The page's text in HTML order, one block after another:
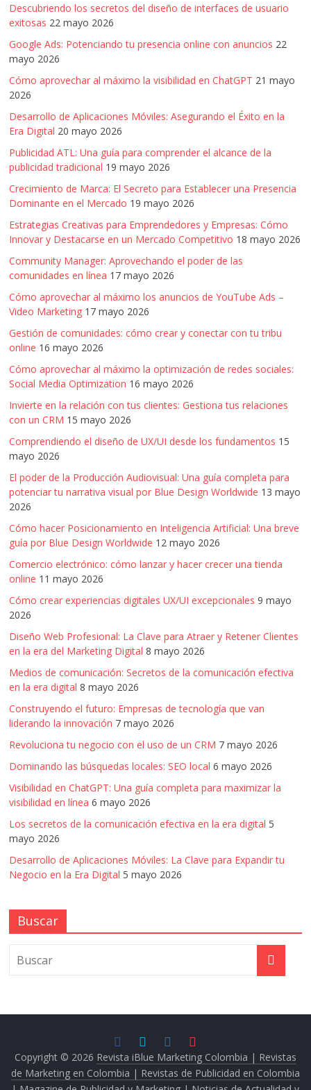
Descubriendo los secretos del diseño de interfaces de usuario
exitosas 22 mayo 2026
Google Ads: Potenciando tu presencia online con anuncios 22
mayo 2026
Cómo aprovechar al máximo la visibilidad en ChatGPT 21 mayo
2026
Desarrollo de Aplicaciones Móviles: Asegurando el Éxito en la
Era Digital 20 mayo 2026
Publicidad ATL: Una guía para comprender el alcance de la
publicidad tradicional 19 mayo 2026
Crecimiento de Marca: El Secreto para Establecer una Presencia
Dominante en el Mercado 19 mayo 2026
Estrategias Creativas para Emprendedores y Empresas: Cómo
Innovar y Destacarse en un Mercado Competitivo 18 mayo 2026
Community Manager: Aprovechando el poder de las
comunidades en línea 17 mayo 2026
Cómo aprovechar al máximo los anuncios de YouTube Ads –
Video Marketing 17 mayo 2026
Gestión de comunidades: cómo crear y conectar con tu tribu
online 16 mayo 2026
Cómo aprovechar al máximo la optimización de redes sociales:
Social Media Optimization 16 mayo 2026
Invierte en la relación con tus clientes: Gestiona tus relaciones
con un CRM 15 mayo 2026
Comprendiendo el diseño de UX/UI desde los fundamentos 15
mayo 2026
El poder de la Producción Audiovisual: Una guía completa para
potenciar tu narrativa visual por Blue Design Worldwide 13 mayo
2026
Cómo hacer Posicionamiento en Inteligencia Artificial: Una breve
guía por Blue Design Worldwide 12 mayo 2026
Comercio electrónico: cómo lanzar y hacer crecer una tienda
online 11 mayo 2026
Cómo crear experiencias digitales UX/UI excepcionales 9 mayo
2026
Diseño Web Profesional: La Clave para Atraer y Retener Clientes
en la era del Marketing Digital 8 mayo 2026
Medios de comunicación: Secretos de la comunicación efectiva
en la era digital 8 mayo 2026
Construyendo el futuro: Empresas de tecnología que van
liderando la innovación 7 mayo 2026
Revoluciona tu negocio con el uso de un CRM 7 mayo 2026
Dominando las búsquedas locales: SEO local 6 mayo 2026
Visibilidad en ChatGPT: Una guía completa para maximizar la
visibilidad en línea 6 mayo 2026
Los secretos de la comunicación efectiva en la era digital 5
mayo 2026
Desarrollo de Aplicaciones Móviles: La Clave para Expandir tu
Negocio en la Era Digital 5 mayo 2026
Buscar
Copyright © 2026 Revista iBlue Marketing Colombia | Revistas
de Marketing en Colombia | Revistas de Publicidad en Colombia